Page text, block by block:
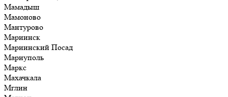
Мамадыш
Мамоново
Мантурово
Мариинск
Мариинский Посад
Мариуполь
Маркс
Махачкала
Мглин